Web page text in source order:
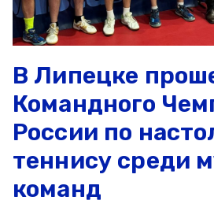
В Липецке
Командного
России по
теннису среди
команд